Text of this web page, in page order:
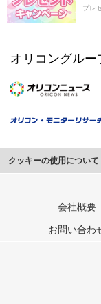
プレ
オリコングルー
クッキーの使用について
このサイトでは Cookie
行っています。
メディアや広告配信、
ユーザーが各パートナ
会社概要
お問い合わ